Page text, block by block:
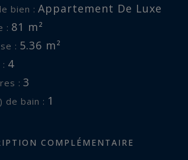
bien : Appartement De Luxe
: 81 m²
: 5.36 m²
: 4
: 3
de bain : 1
COMPLÉMENTAIRE